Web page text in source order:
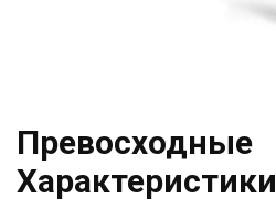
Превосходные
Характеристики